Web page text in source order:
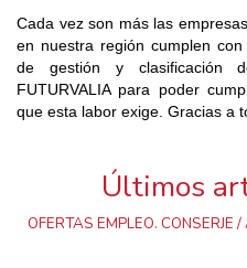
Cada vez son más las
en nuestra región cumplen
de gestión y clasificación
FUTURVALIA para poder
que esta labor exige. Gracias a
Últimos
OFERTAS EMPLEO. CONSERJE